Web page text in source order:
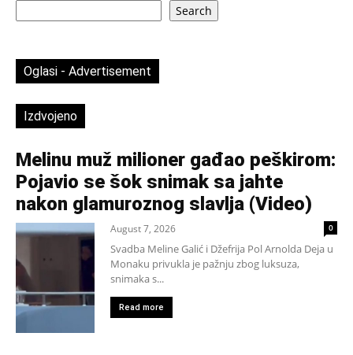
Search
Oglasi - Advertisement
Izdvojeno
Melinu muž milioner gađao peškirom:
Pojavio se šok snimak sa jahte
nakon glamuroznog slavlja (Video)
August 7, 2026 0
Svadba Meline Galić i Džefrija Pol Arnolda Deja u
Monaku privukla je pažnju zbog luksuza,
snimaka s...
Read more